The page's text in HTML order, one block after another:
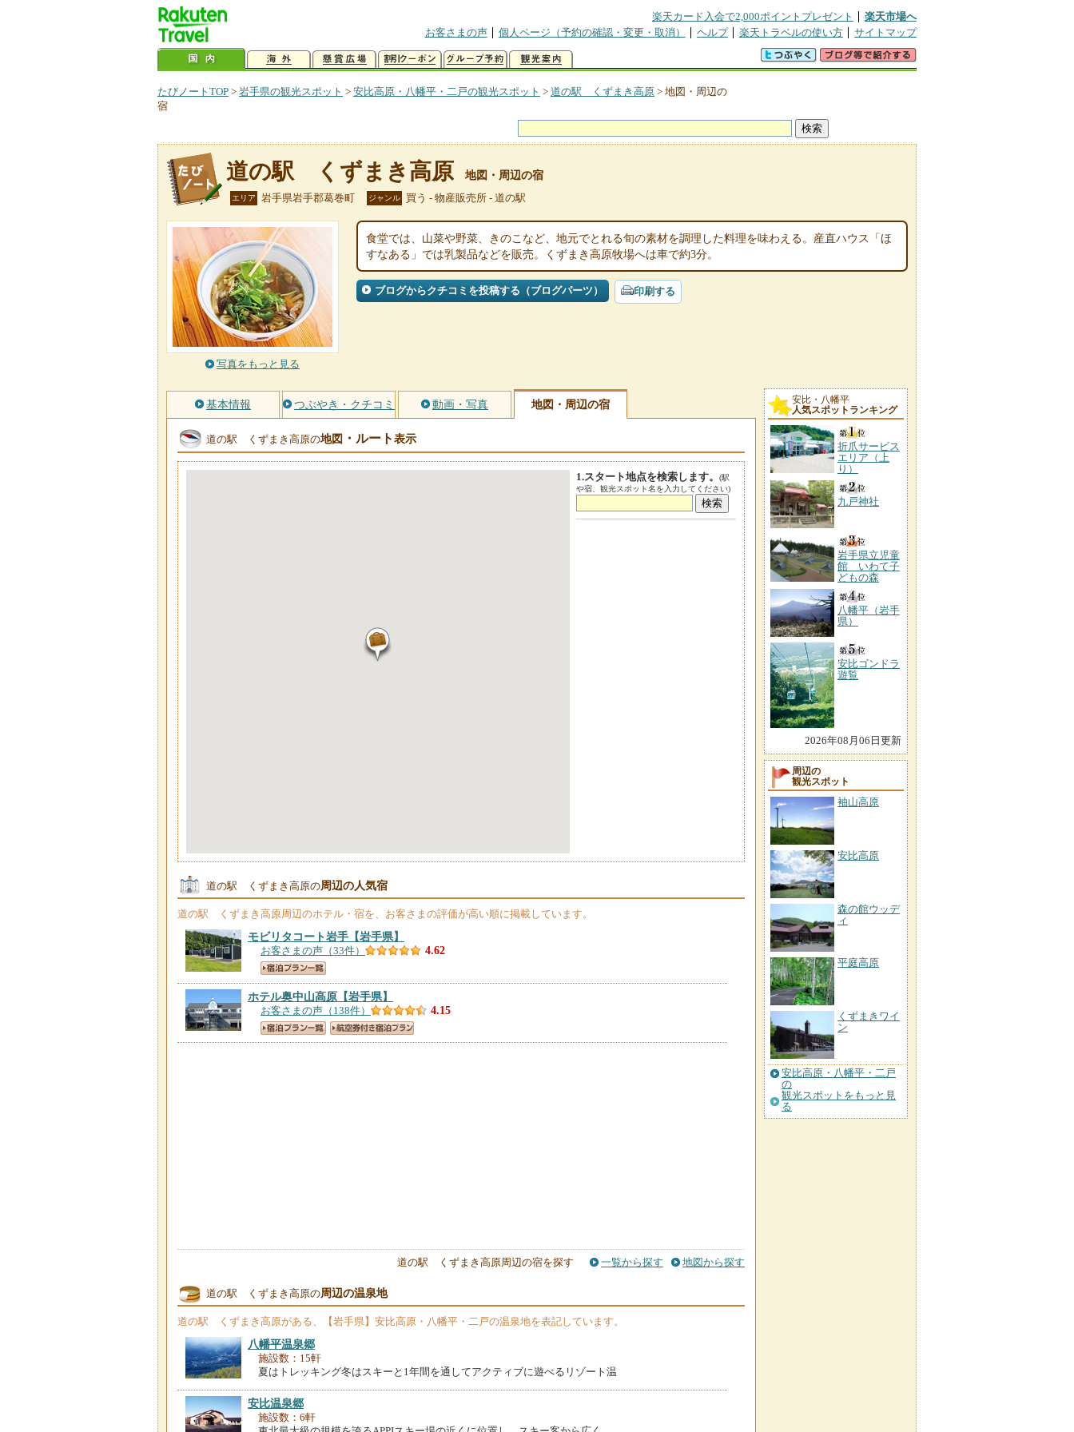
楽天カード入会で2,000ポイントプレゼント
楽天市場へ
お客さまの声
個人ページ（予約の確認・変更・取消） ヘルプ 楽天トラベルの使い方 サイトマップ
たびノートTOP > 岩手県の観光スポット > 安比高原・八幡平・二戸の観光スポット > 道の駅 くずまき高原 > 地図・周辺の
宿
道の駅 くずまき高原 地図・周辺の宿
エリア 岩手県岩手郡葛巻町 ジャンル 買う - 物産販売所 - 道の駅
写真をもっと見る
食堂では、山菜や野菜、きのこなど、地元でとれる旬の素材を調理した料理を味わえる。産直ハウス「ほ
すなある」では乳製品などを販売。くずまき高原牧場へは車で約3分。
ブログからクチコミを投稿する（ブログパーツ） 印刷する
基本情報 つぶやき・クチコミ 動画・写真 地図・周辺の宿
道の駅 くずまき高原の地図 ・ルート表示
1.スタート地点を検索します。
(駅
や宿、観光スポット名を入力してください)
道の駅 くずまき高原の周辺の人気宿
道の駅 くずまき高原周辺のホテル・宿を、お客さまの評価が高い順に掲載しています。
モビリタコート岩手 【岩手県】
お客さまの声（33件） 4.62
ホテル奥中山高原 【岩手県】
お客さまの声（138件） 4.15
道の駅 くずまき高原周辺の宿を探す 一覧から探す 地図から探す
道の駅 くずまき高原の周辺の温泉地
道の駅 くずまき高原がある、【岩手県】安比高原・八幡平・二戸の温泉地を表記しています。
八幡平温泉郷
施設数：15軒
夏はトレッキング冬はスキーと1年間を通してアクティブに遊べるリゾート温
安比温泉郷
施設数：6軒
安比・八幡平
人気スポットランキング
折爪サービス
エリア（上
り）
九戸神社
岩手県立児童
館 いわて子
どもの森
八幡平（岩手
県）
安比ゴンドラ
遊覧
2026年08月06日更新
周辺の
観光スポット
袖山高原
安比高原
森の館ウッデ
ィ
平庭高原
くずまきワイ
ン
安比高原・八幡平・二戸
の
観光スポットをもっと見
る